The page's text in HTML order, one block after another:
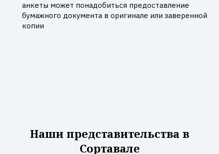
анкеты может понадобиться предоставление
бумажного документа в оригинале или заверенной
копии
Наши представительства в
Сортавале